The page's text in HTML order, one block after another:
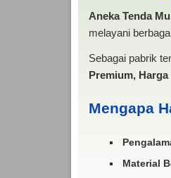
Aneka Tenda
melayani
Sebagai pabrik
Premium,
Mengapa
Material